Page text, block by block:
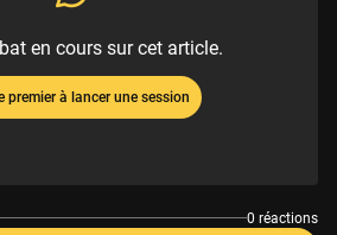
en cours sur cet article.
premier à lancer une session
0 réactions